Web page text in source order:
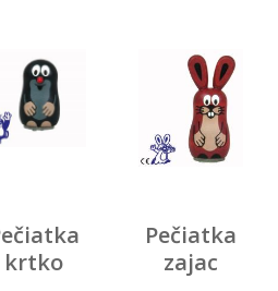
krtko
Pečiatka
zajac